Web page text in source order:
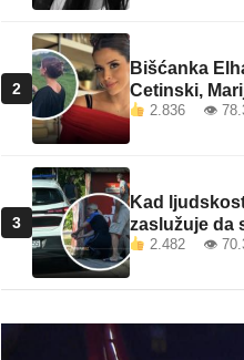
2
Bišćanka
Cetinski,
2.836 👁
3
Kad
zaslužuje da
2.482 👁